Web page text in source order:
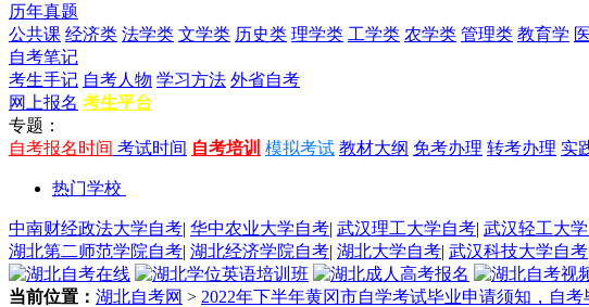
历年真题
公共课 经济类 法学类 文学类 历史类 理学类 工学类 农学类 管理类 教育学
自考笔记
考生手记 自考人物 学习方法 外省自考
网上报名 考生平台
专题：
自考报名时间 考试时间 自考培训 模拟考试 教材大纲 免考办理 转考办理 实
热门学校
中南财经政法大学自考| 华中农业大学自考| 武汉理工大学自考| 武汉轻工大
湖北第二师范学院自考| 湖北经济学院自考| 湖北大学自考| 武汉科技大学自考
当前位置： 湖北自考网 > 2022年下半年黄冈市自学考试毕业申请须知，自